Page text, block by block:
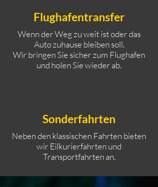
Flughafentransfer
Wenn der Weg zu weit ist oder das
Auto zuhause bleiben soll.
Wir bringen Sie sicher zum Flughafen
und holen Sie wieder ab.
Sonderfahrten
Neben den klassischen Fahrten bieten
wir Eilkurierfahrten und
Transportfahrten an.